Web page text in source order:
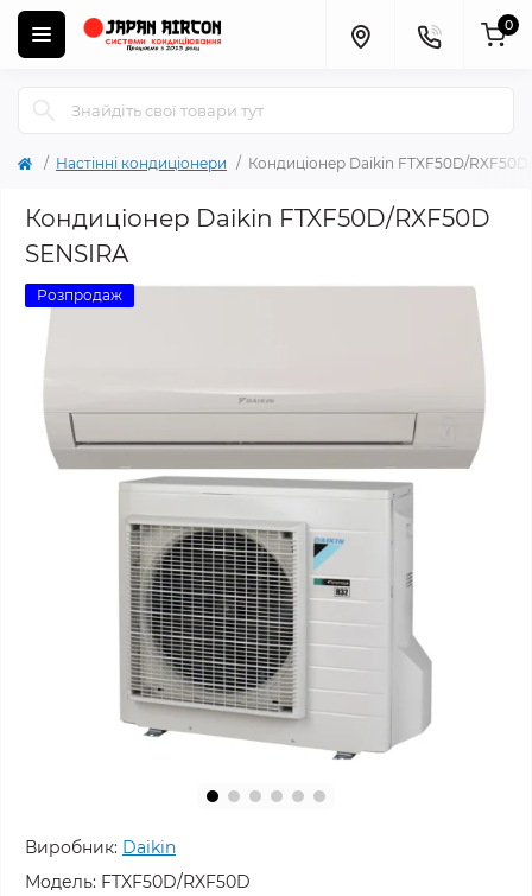
0
Настінні кондиціонери Кондиціонер Daikin FTXF50D/RXF50D
Кондиціонер Daikin FTXF50D/RXF50D
SENSIRA
Розпродаж
Виробник: Daikin
Модель: FTXF50D/RXF50D